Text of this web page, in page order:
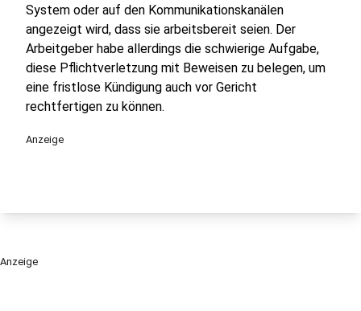
System oder auf den Kommunikationskanälen
angezeigt wird, dass sie arbeitsbereit seien. Der
Arbeitgeber habe allerdings die schwierige Aufgabe,
diese Pflichtverletzung mit Beweisen zu belegen, um
eine fristlose Kündigung auch vor Gericht
rechtfertigen zu können.
Anzeige
Anzeige